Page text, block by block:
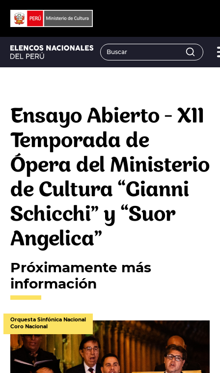
Ensayo Abierto - XII
Temporada de
Ópera del Ministerio
de Cultura “Gianni
Schicchi” y “Suor
Angelica”
Próximamente más
información
Orquesta Sinfónica Nacional
Coro Nacional